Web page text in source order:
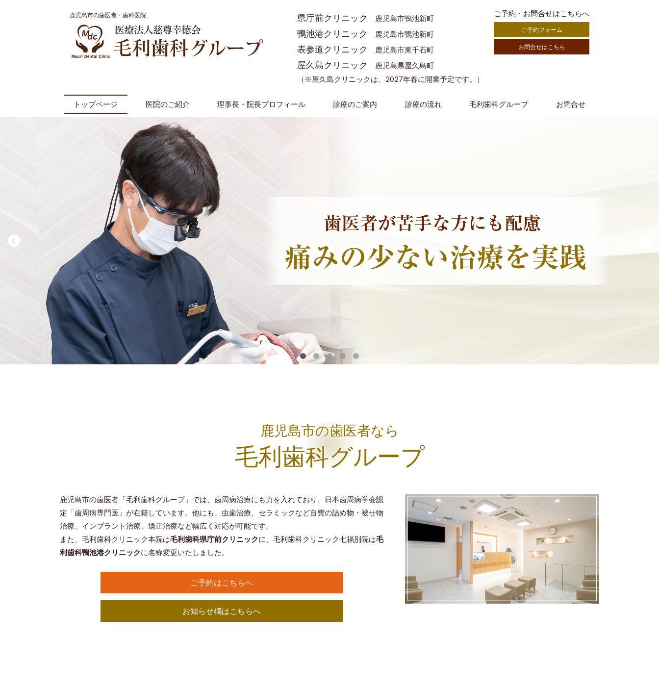
鹿児島市の歯医者・歯科医院 県庁前クリニック 鹿児島市鴨池新町
鴨池港クリニック 鹿児島市鴨池新町
表参道クリニック 鹿児島市東千石町
屋久島クリニック
鹿児島県屋久島町
（※屋久島クリニックは、2027年春に開業予定です。）
ご予約・お問合せはこちらへ
ご予約フォーム
お問合せはこちら
トップページ 医院のご紹介 理事長・院長プロフィール 診療のご案内 診療の流れ 毛利歯科グループ お問合せ
鹿児島市の歯医者なら
毛利歯科グループ
鹿児島市の歯医者「毛利歯科グループ」では、歯周病治療にも力を入れており、日本歯周病学会認
定「歯周病専門医」が在籍しています。他にも、虫歯治療、セラミックなど自費の詰め物・被せ物
治療、インプラント治療、矯正治療など幅広く対応が可能です。
また、毛利歯科クリニック本院は毛利歯科県庁前クリニックに、毛利歯科クリニック七福別院は毛
利歯科鴨池港クリニックに名称変更いたしました。
ご予約はこちらへ
お知らせ欄はこちらへ